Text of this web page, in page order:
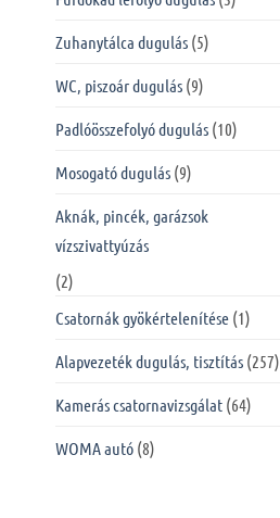
Zuhanytálca dugulás (5)
WC, piszoár dugulás (9)
Padlóösszefolyó dugulás (10)
Mosogató dugulás (9)
Aknák, pincék, garázsok
vízszivattyúzás
(2)
Csatornák gyökértelenítése (1)
Alapvezeték dugulás, tisztítás (257)
Kamerás csatornavizsgálat (64)
WOMA autó (8)